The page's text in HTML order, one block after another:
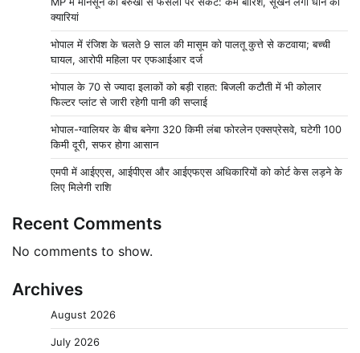
क्यारियां
भोपाल में रंजिश के चलते 9 साल की मासूम को पालतू कुत्ते से कटवाया; बच्ची
घायल, आरोपी महिला पर एफआईआर दर्ज
भोपाल के 70 से ज्यादा इलाकों को बड़ी राहत: बिजली कटौती में भी कोलार
फिल्टर प्लांट से जारी रहेगी पानी की सप्लाई
भोपाल-ग्वालियर के बीच बनेगा 320 किमी लंबा फोरलेन एक्सप्रेसवे, घटेगी 100
किमी दूरी, सफर होगा आसान
एमपी में आईएएस, आईपीएस और आईएफएस अधिकारियों को कोर्ट केस लड़ने के
लिए मिलेगी राशि
Recent Comments
No comments to show.
Archives
August 2026
July 2026